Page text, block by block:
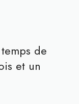
de
et un